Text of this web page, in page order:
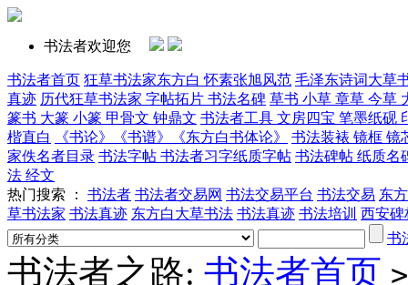
书法者欢迎您
书法者首页 狂草书法家东方白 怀素张旭风范 毛泽东诗词大草
真迹 历代狂草书法家 字帖拓片 书法名碑 草书 小草 章草 今草
篆书 大篆 小篆 甲骨文 钟鼎文 书法者工具 文房四宝 笔墨纸砚
楷直白
《书论》《书谱》《东方白书体论》
书法装裱 镜框 镜
家佚名者目录 书法字帖 书法者习字纸质字帖 书法碑帖 纸质名
法 经文
热门搜索 ： 书法者 书法者交易网 书法交易平台 书法交易 东
草书法家 书法真迹 东方白大草书法 书法真迹 书法培训 西安碑
书
书法者之路: 书法者首页 >